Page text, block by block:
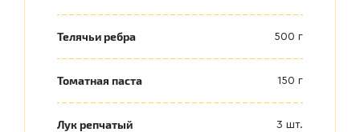
Телячьи ребра 500 г
Томатная паста 150 г
Лук репчатый 3 шт.